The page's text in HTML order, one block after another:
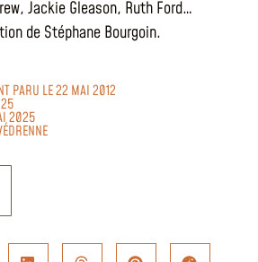
Jackie Gleason, Ruth Ford…
de Stéphane Bourgoin.
PARU LE 22 MAI 2012
2025